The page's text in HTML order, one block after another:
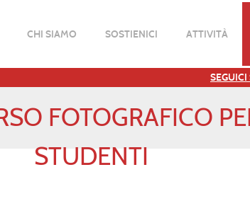
CHI SIAMO SOSTIENICI ATTIVITÀ
FOTOGRAFICO
STUDENTI